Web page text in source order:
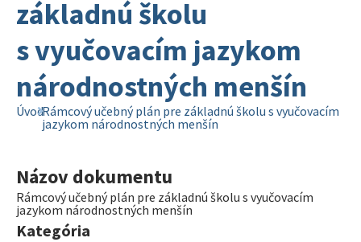
základnú školu
s vyučovacím jazykom
národnostných menšín
ÚvodRámcový učebný plán pre základnú školu s vyučovacím
jazykom národnostných menšín
Názov dokumentu
Rámcový učebný plán pre základnú školu s vyučovacím
jazykom národnostných menšín
Kategória